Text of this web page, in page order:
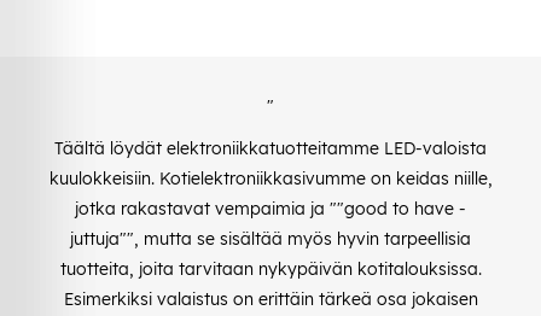
"
Täältä löydät elektroniikkatuotteitamme LED-valoista
kuulokkeisiin. Kotielektroniikkasivumme on keidas niille,
jotka rakastavat vempaimia ja ""good to have -
juttuja"", mutta se sisältää myös hyvin tarpeellisia
tuotteita, joita tarvitaan nykypäivän kotitalouksissa.
Esimerkiksi valaistus on erittäin tärkeä osa jokaisen